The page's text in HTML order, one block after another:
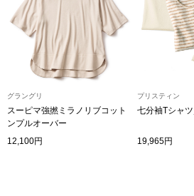
グラングリ
スーピマ強撚ミラノリブコット
ンプルオーバー
12,100円
プリスティン
七分袖Tシャ
19,965円